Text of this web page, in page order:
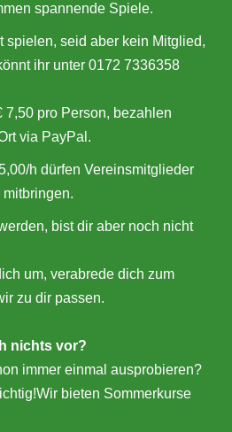
spannende Spiele.
spielen, seid aber kein Mitglied,
ihr unter 0172 7336358
7,50 pro Person, bezahlen
via PayPal.
h dürfen Vereinsmitglieder
bist dir aber noch nicht
um, verabrede dich zum
zu dir passen.
nichts vor?
immer einmal ausprobieren?
bieten Sommerkurse